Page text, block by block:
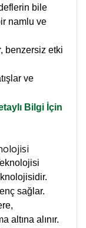
bile
namlu ve
benzersiz etki
ve
Bilgi İçin
sağlar.
altına alınır.